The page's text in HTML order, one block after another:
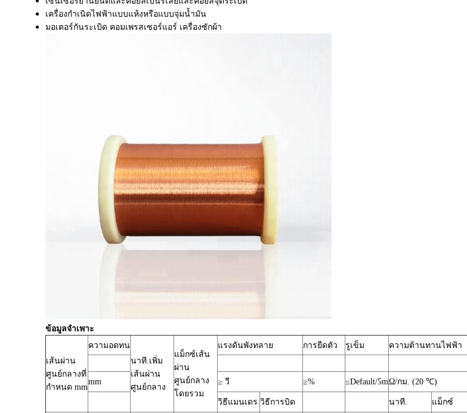
เครื่องกำเนิดไฟฟ้าแบบแห้งหรือแบบจุ่มน้ำมัน
มอเตอร์กันระเบิด คอมเพรสเซอร์แอร์ เครื่องซักผ้า
ข้อมูลจำเพาะ
เส้นผ่าน
ศูนย์กลางที่
กำหนด mm
ความอดทน
นาที.เพิ่ม
เส้นผ่าน
ศูนย์กลาง
แม็กซ์เส้น
ผ่าน
ศูนย์กลาง
โดยรวม
แรงดันพังทลาย การยืดตัว รูเข็ม ความต้านทานไฟฟ้า
mm ≥ วี ≥% ≤Default/5mΩ/กม. (20 ℃)
วิธีแมนเดร วิธีการบิด นาที.
แม็กซ์